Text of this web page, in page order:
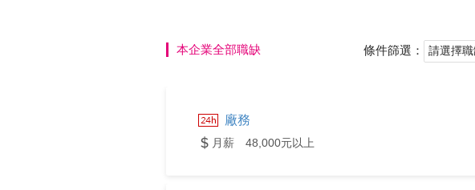
本企業全部職缺 條件篩選：
廠務
月薪 48,000元以上